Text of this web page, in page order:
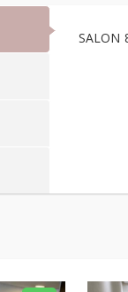
SALON